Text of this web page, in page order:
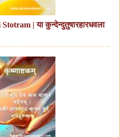
| या कुन्देन्दुतुषारहारधवला